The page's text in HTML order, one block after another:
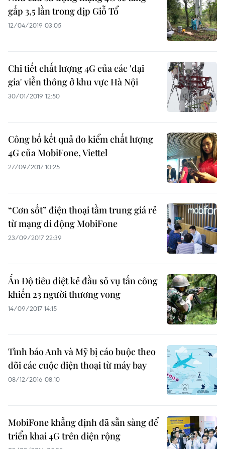
gấp 3,5 lần trong dịp Giỗ Tổ
12/04/2019 03:05
Chi tiết chất lượng 4G của các 'đại
gia' viễn thông ở khu vực Hà Nội
30/01/2019 12:50
Công bố kết quả đo kiểm chất lượng
4G của MobiFone, Viettel
27/09/2017 10:25
“Cơn sốt” điện thoại tầm trung giá rẻ
từ mạng di động MobiFone
23/09/2017 22:39
Ấn Độ tiêu diệt kẻ đầu sỏ vụ tấn công
khiến 23 người thương vong
14/09/2017 14:15
Tình báo Anh và Mỹ bị cáo buộc theo
dõi các cuộc điện thoại từ máy bay
08/12/2016 08:10
MobiFone khẳng định đã sẵn sàng để
triển khai 4G trên diện rộng